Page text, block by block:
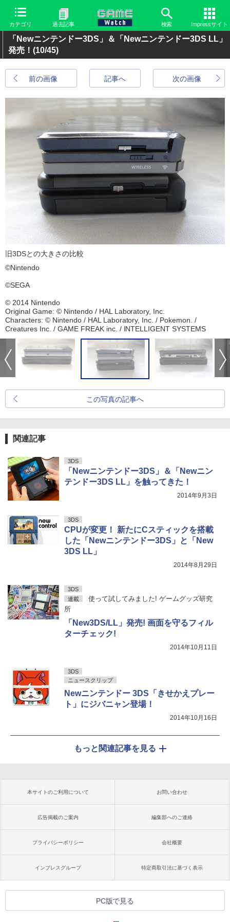
カテゴリ 過去記事 検索 Impressサイト
「Newニンテンドー3DS」＆「Newニンテンドー3DS LL」
発売！ (10/45)
前の画像 次の画像
記事へ
旧3DSとの大きさの比較
©Nintendo
©SEGA
© 2014 Nintendo
Original Game: © Nintendo / HAL Laboratory, Inc.
Characters: © Nintendo / HAL Laboratory, Inc. / Pokemon. /
Creatures Inc. / GAME FREAK inc. / INTELLIGENT SYSTEMS
この写真の記事へ
関連記事
3DS
「Newニンテンドー3DS」＆「Newニン
テンドー3DS LL」を触ってきた！
2014年9月3日
3DS
CPUが変更！ 新たにCスティックを搭載
した「Newニンテンドー3DS」と「New
3DS LL」
2014年8月29日
3DS
連載
使って試してみました! ゲームグッズ研究
所
「New3DS/LL」発売! 画面を守るフィル
ターチェック!
2014年10月11日
3DS
ニュースクリップ
Newニンテンドー 3DS「きせかえプレー
ト」にジバニャン登場！
2014年10月16日
もっと関連記事を見る
本サイトのご利用について お問い合わせ
広告掲載のご案内 編集部へのご連絡
プライバシーポリシー 会社概要
インプレスグループ 特定商取引法に基づく表示
PC版で見る